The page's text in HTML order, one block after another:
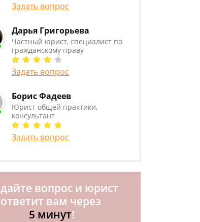
Задать вопрос
Дарья Григорьева
Частный юрист, специалист по
гражданскому праву
Задать вопрос
Борис Фадеев
Юрист общей практики,
консультант
Задать вопрос
вопрос и юрист
ответит вам через
5 минут!